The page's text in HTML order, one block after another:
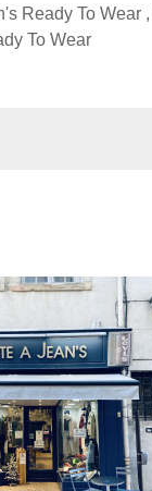
Ready To Wear
To Wear